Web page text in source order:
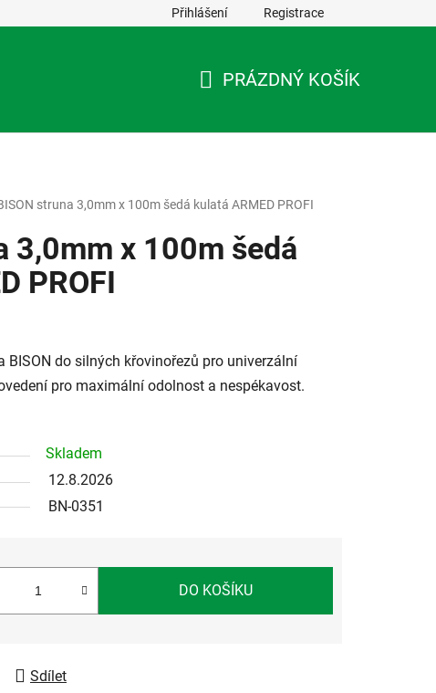
Přihlášení Registrace
PRÁZDNÝ KOŠÍK
struna 3,0mm x 100m šedá kulatá ARMED PROFI
3,0mm x 100m šedá
PROFI
BISON do silných křovinořezů pro univerzální
pro maximální odolnost a nespékavost.
Skladem
12.8.2026
BN-0351
DO KOŠÍKU
Sdílet